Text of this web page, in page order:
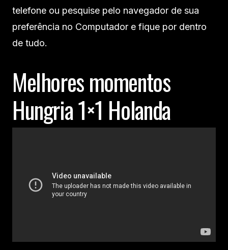
telefone ou pesquise pelo navegador de sua
preferência no Computador e fique por dentro
de tudo.
Melhores momentos
Hungria 1×1 Holanda